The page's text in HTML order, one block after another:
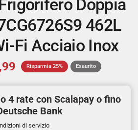
Doppia
462L
Fi Acciaio Inox
Risparmia 25% Esaurito
4 rate con Scalapay o fino
Bank
di servizio